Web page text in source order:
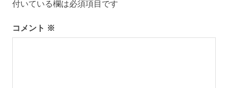
シ
付いている欄は必須項目です
コメント ※